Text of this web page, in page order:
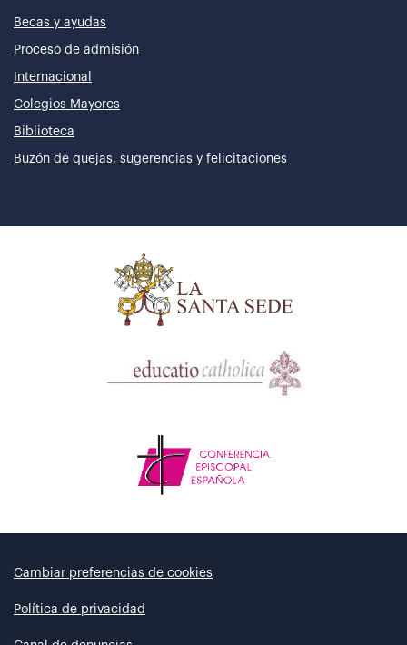
Becas y ayudas
Proceso de admisión
Internacional
Colegios Mayores
Biblioteca
Buzón de quejas, sugerencias y felicitaciones
Cambiar preferencias de cookies
Política de privacidad